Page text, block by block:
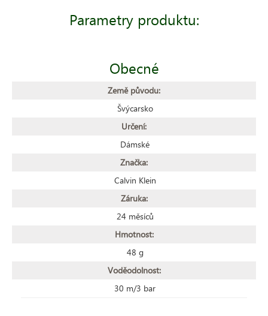
Parametry produktu:
Obecné
Země původu:
Švýcarsko
Určení:
Dámské
Značka:
Calvin Klein
Záruka:
24 měsíců
Hmotnost:
48 g
Voděodolnost:
30 m/3 bar